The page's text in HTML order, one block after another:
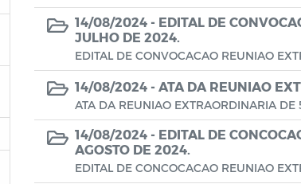
14/08/2024 - EDITAL DE
JULHO DE 2024.
EDITAL DE CONVOCACAO REUNIAO
14/08/2024 - ATA DA REUNIAO
ATA DA REUNIAO EXTRAORDINARIA DE
14/08/2024 - EDITAL DE
AGOSTO DE 2024.
EDITAL DE CONCOCACAO REUNIAO